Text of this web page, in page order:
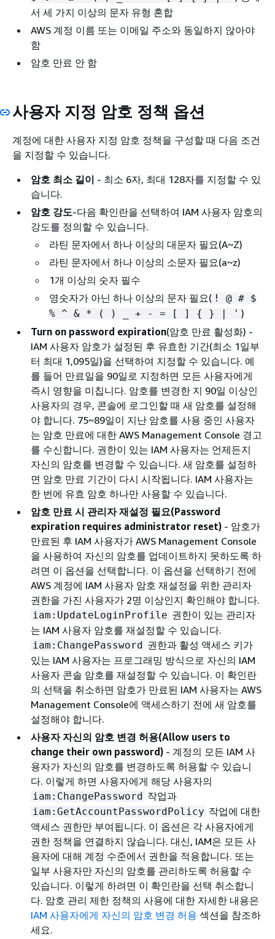
서 세 가지 이상의 문자 유형 혼합
AWS 계정 이름 또는 이메일 주소와 동일하지 않아야
함
암호 만료 안 함
사용자 지정 암호 정책 옵션
계정에 대한 사용자 지정 암호 정책을 구성할 때 다음 조건
을 지정할 수 있습니다.
암호 최소 길이 - 최소 6자, 최대 128자를 지정할 수 있
습니다.
암호 강도-다음 확인란을 선택하여 IAM 사용자 암호의
강도를 정의할 수 있습니다.
라틴 문자에서 하나 이상의 대문자 필요(A~Z)
라틴 문자에서 하나 이상의 소문자 필요(a~z)
1개 이상의 숫자 필수
영숫자가 아닌 하나 이상의 문자 필요( ! @ # $
% ^ & * ( ) _ + - = [ ] { } | ' )
Turn on password expiration(암호 만료 활성화) -
IAM 사용자 암호가 설정된 후 유효한 기간(최소 1일부
터 최대 1,095일)을 선택하여 지정할 수 있습니다. 예
를 들어 만료일을 90일로 지정하면 모든 사용자에게
즉시 영향을 미칩니다. 암호를 변경한 지 90일 이상인
사용자의 경우, 콘솔에 로그인할 때 새 암호를 설정해
야 합니다. 75~89일이 지난 암호를 사용 중인 사용자
는 암호 만료에 대한 AWS Management Console 경고
를 수신합니다. 권한이 있는 IAM 사용자는 언제든지
자신의 암호를 변경할 수 있습니다. 새 암호를 설정하
면 암호 만료 기간이 다시 시작됩니다. IAM 사용자는
한 번에 유효 암호 하나만 사용할 수 있습니다.
암호 만료 시 관리자 재설정 필요(Password
expiration requires administrator reset) - 암호가
만료된 후 IAM 사용자가 AWS Management Console
을 사용하여 자신의 암호를 업데이트하지 못하도록 하
려면 이 옵션을 선택합니다. 이 옵션을 선택하기 전에
AWS 계정에 IAM 사용자 암호 재설정을 위한 관리자
권한을 가진 사용자가 2명 이상인지 확인해야 합니다.
iam:UpdateLoginProfile 권한이 있는 관리자
는 IAM 사용자 암호를 재설정할 수 있습니다.
iam:ChangePassword 권한과 활성 액세스 키가
있는 IAM 사용자는 프로그래밍 방식으로 자신의 IAM
사용자 콘솔 암호를 재설정할 수 있습니다. 이 확인란
의 선택을 취소하면 암호가 만료된 IAM 사용자는 AWS
Management Console에 액세스하기 전에 새 암호를
설정해야 합니다.
사용자 자신의 암호 변경 허용(Allow users to
change their own password) - 계정의 모든 IAM 사
용자가 자신의 암호를 변경하도록 허용할 수 있습니
다. 이렇게 하면 사용자에게 해당 사용자의
iam:ChangePassword 작업과
iam:GetAccountPasswordPolicy 작업에 대한
액세스 권한만 부여됩니다. 이 옵션은 각 사용자에게
권한 정책을 연결하지 않습니다. 대신, IAM은 모든 사
용자에 대해 계정 수준에서 권한을 적용합니다. 또는
일부 사용자만 자신의 암호를 관리하도록 허용할 수
있습니다. 이렇게 하려면 이 확인란을 선택 취소합니
다. 암호 관리 제한 정책의 사용에 대한 자세한 내용은
IAM 사용자에게 자신의 암호 변경 허용 섹션을 참조하
세요.